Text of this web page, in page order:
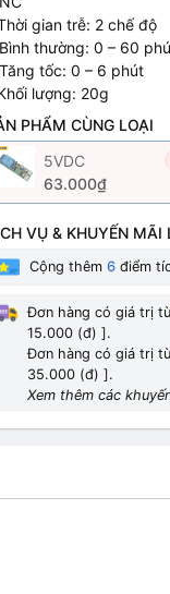
gian trễ: 2 chế độ
thường: 0 – 60
tốc: 0 – 6 phút
lượng: 20g
PHẨM CÙNG LOẠI
5VDC
63.000₫
VỤ & KHUYẾN MÃI
Cộng thêm6 điểm
Đơn hàng có giá trị
15.000 (đ) ].
Đơn hàng có giá trị
35.000 (đ) ].
Xem thêm các